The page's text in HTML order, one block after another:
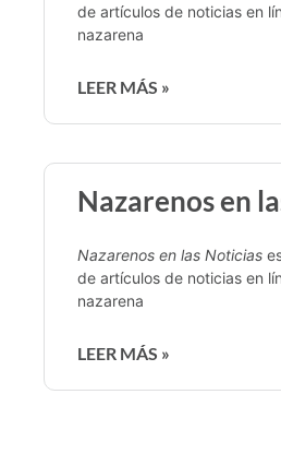
de artículos de noticias en
nazarena
LEER MÁS »
Nazarenos en
Nazarenos en las Noticias
de artículos de noticias en
nazarena
LEER MÁS »